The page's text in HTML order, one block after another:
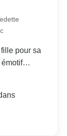
pour sa
émotif…